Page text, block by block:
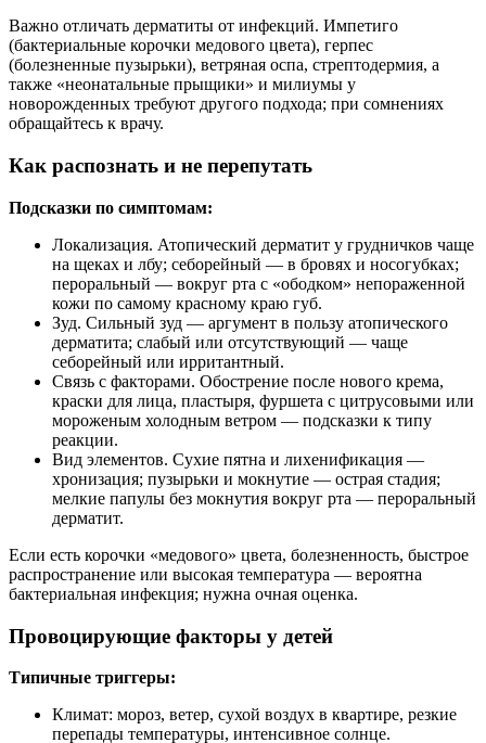
Важно отличать дерматиты от инфекций. Импетиго
(бактериальные корочки медового цвета), герпес
(болезненные пузырьки), ветряная оспа, стрептодермия, а
также «неонатальные прыщики» и милиумы у
новорожденных требуют другого подхода; при сомнениях
обращайтесь к врачу.
Как распознать и не перепутать
Подсказки по симптомам:
Локализация. Атопический дерматит у грудничков чаще
на щеках и лбу; себорейный — в бровях и носогубках;
пероральный — вокруг рта с «ободком» непораженной
кожи по самому красному краю губ.
Зуд. Сильный зуд — аргумент в пользу атопического
дерматита; слабый или отсутствующий — чаще
себорейный или ирритантный.
Связь с факторами. Обострение после нового крема,
краски для лица, пластыря, фуршета с цитрусовыми или
мороженым холодным ветром — подсказки к типу
реакции.
Вид элементов. Сухие пятна и лихенификация —
хронизация; пузырьки и мокнутие — острая стадия;
мелкие папулы без мокнутия вокруг рта — пероральный
дерматит.
Если есть корочки «медового» цвета, болезненность, быстрое
распространение или высокая температура — вероятна
бактериальная инфекция; нужна очная оценка.
Провоцирующие факторы у детей
Типичные триггеры:
Климат: мороз, ветер, сухой воздух в квартире, резкие
перепады температуры, интенсивное солнце.